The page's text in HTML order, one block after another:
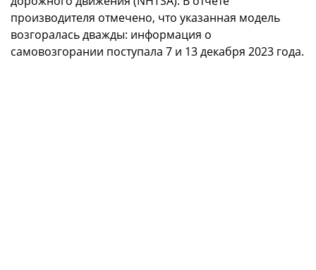
производителя отмечено, что указанная модель
возгоралась дважды: информация о
самовозгорании поступала 7 и 13 декабря 2023 года.